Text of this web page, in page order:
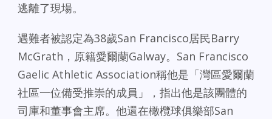
逃離了現場。
遇難者被認定為38歲San Francisco居民Barry
McGrath，原籍愛爾蘭Galway。San Francisco
Gaelic Athletic Association稱他是「灣區愛爾蘭
社區一位備受推崇的成員」，指出他是該團體的
司庫和董事會主席。他還在橄欖球俱樂部San